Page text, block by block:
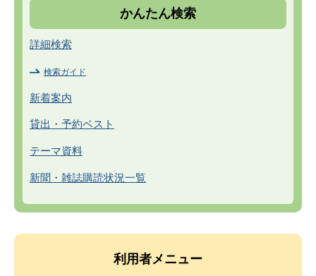
利用者メニュー
詳細検索
検索ガイド
新着案内
貸出・予約ベスト
テーマ資料
新聞・雑誌購読状況一覧